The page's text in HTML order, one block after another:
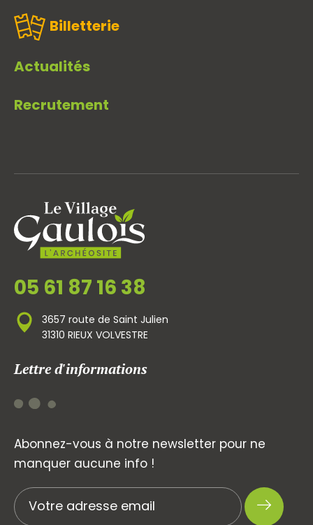
Billetterie
Actualités
Recrutement
05 61 87 16 38
3657 route de Saint Julien
31310 RIEUX VOLVESTRE
Lettre d'informations
Abonnez-vous à notre newsletter pour ne
manquer aucune info !